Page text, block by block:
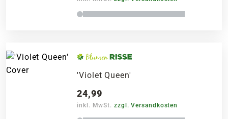
'Violet Queen'
24,99
inkl. MwSt. zzgl. Versandkosten